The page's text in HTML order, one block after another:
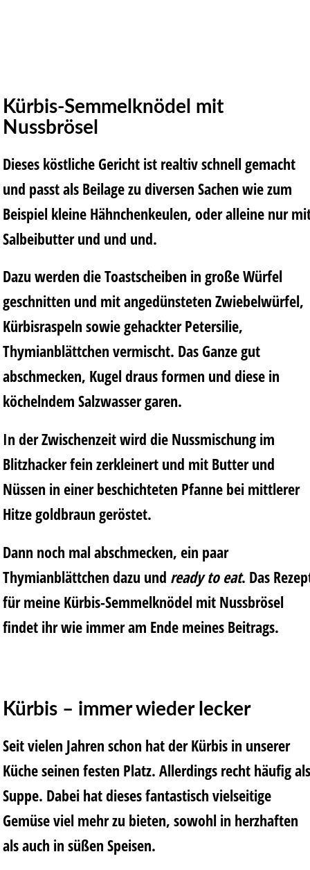
Kürbis-Semmelknödel mit
Nussbrösel
Dieses köstliche Gericht ist realtiv schnell gemacht
und passt als Beilage zu diversen Sachen wie zum
Beispiel kleine Hähnchenkeulen, oder alleine nur
Salbeibutter und und und.
Dazu werden die Toastscheiben in große Würfel
geschnitten und mit angedünsteten Zwiebelwürfel,
Kürbisraspeln sowie gehackter Petersilie,
Thymianblättchen vermischt. Das Ganze gut
abschmecken, Kugel draus formen und diese in
köchelndem Salzwasser garen.
In der Zwischenzeit wird die Nussmischung im
Blitzhacker fein zerkleinert und mit Butter und
Nüssen in einer beschichteten Pfanne bei mittlerer
Hitze goldbraun geröstet.
Dann noch mal abschmecken, ein paar
Thymianblättchen dazu und ready to eat. Das
für meine Kürbis-Semmelknödel mit Nussbrösel
findet ihr wie immer am Ende meines Beitrags.
Kürbis – immer wieder lecker
Seit vielen Jahren schon hat der Kürbis in unserer
Küche seinen festen Platz. Allerdings recht häufig als
Suppe. Dabei hat dieses fantastisch vielseitige
Gemüse viel mehr zu bieten, sowohl in herzhaften
als auch in süßen Speisen.